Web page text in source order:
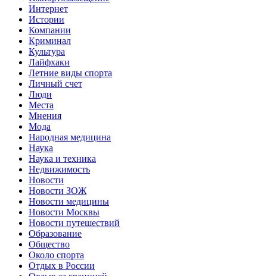
Интернет
Истории
Компании
Криминал
Культура
Лайфхаки
Летние виды спорта
Личный счет
Люди
Места
Мнения
Мода
Народная медицина
Наука
Наука и техника
Недвижимость
Новости
Новости ЗОЖ
Новости медицины
Новости Москвы
Новости путешествий
Образование
Общество
Около спорта
Отдых в России